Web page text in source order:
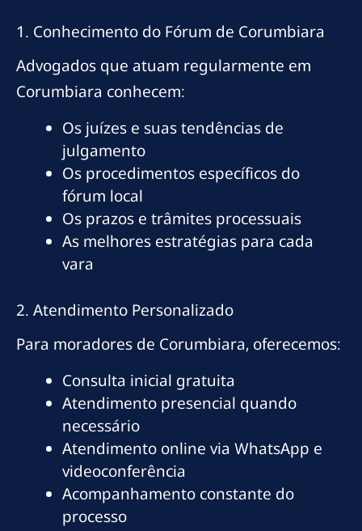
1. Conhecimento do Fórum de Corumbiara
Advogados que atuam regularmente em
Corumbiara conhecem:
Os juízes e suas tendências de
julgamento
Os procedimentos específicos do
fórum local
Os prazos e trâmites processuais
As melhores estratégias para cada
vara
2. Atendimento Personalizado
Para moradores de Corumbiara, oferecemos:
Consulta inicial gratuita
Atendimento presencial quando
necessário
Atendimento online via WhatsApp e
videoconferência
Acompanhamento constante do
processo